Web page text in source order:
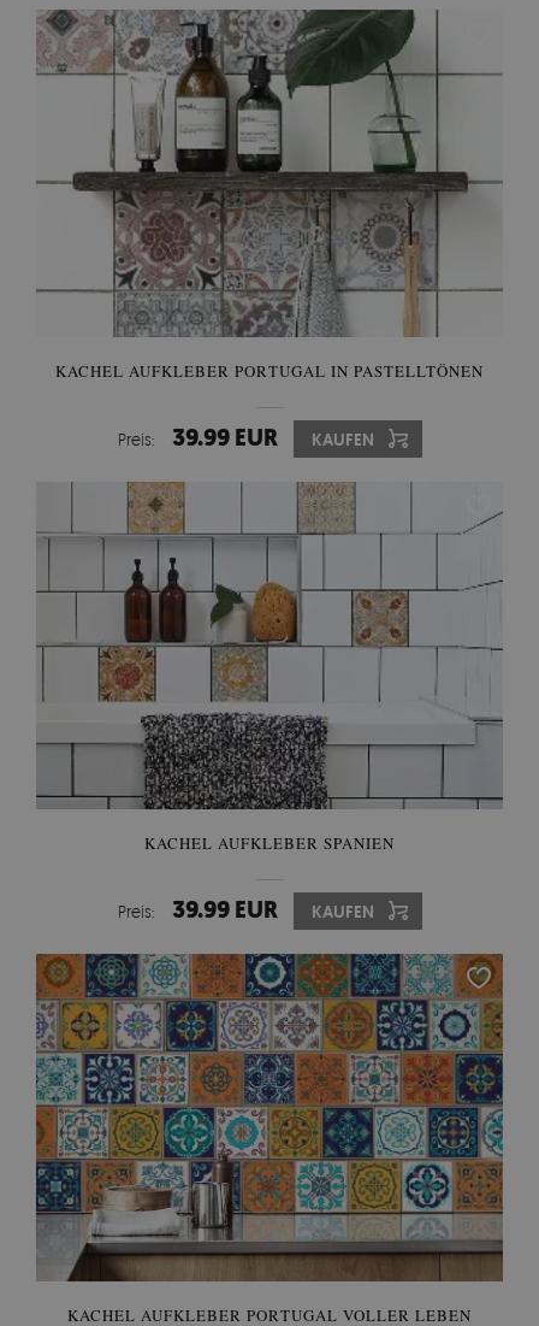
KACHEL AUFKLEBER PORTUGAL IN PASTELLTÖNEN
Preis: 39.99 EUR KAUFEN
KACHEL AUFKLEBER SPANIEN
Preis: 39.99 EUR KAUFEN
KACHEL AUFKLEBER PORTUGAL VOLLER LEBEN